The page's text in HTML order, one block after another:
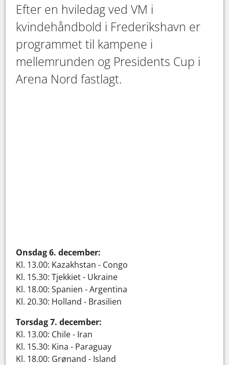
Efter en hviledag ved VM i
kvindehåndbold i Frederikshavn er
programmet til kampene i
mellemrunden og Presidents Cup i
Arena Nord fastlagt.
Onsdag 6. december:
Kl. 13.00: Kazakhstan - Congo
Kl. 15.30: Tjekkiet - Ukraine
Kl. 18.00: Spanien - Argentina
Kl. 20.30: Holland - Brasilien
Torsdag 7. december:
Kl. 13.00: Chile - Iran
Kl. 15.30: Kina - Paraguay
Kl. 18.00: Grønand - Island